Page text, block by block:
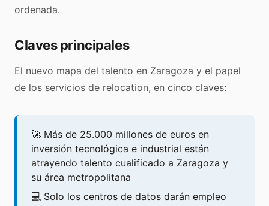
ordenada.
Claves principales
El nuevo mapa del talento en Zaragoza y el papel
de los servicios de relocation, en cinco claves:
🚀 Más de 25.000 millones de euros en
inversión tecnológica e industrial están
atrayendo talento cualificado a Zaragoza y
su área metropolitana
💻 Solo los centros de datos darán empleo